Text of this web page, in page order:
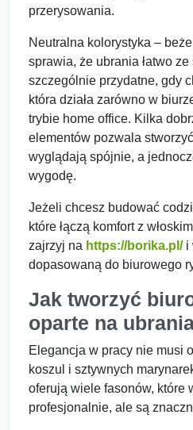
przerysowania.
Neutralna kolorystyka –
sprawia, że ubrania łatwo ze
szczególnie przydatne, gdy
która działa zarówno w
trybie home office. Kilka
elementów pozwala
wyglądają spójnie, a
wygodę.
Jeżeli chcesz budować
które łączą komfort z
zajrzyj na https://borika.pl/ i
dopasowaną do biurowego
Jak tworzyć
oparte na
Elegancja w pracy nie musi
koszul i sztywnych
oferują wiele fasonów, które
profesjonalnie, ale są